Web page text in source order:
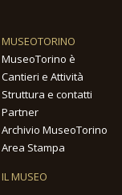
MUSEOTORINO
MuseoTorino è
Cantieri e Attività
Struttura e contatti
Partner
Archivio MuseoTorino
Area Stampa
IL MUSEO